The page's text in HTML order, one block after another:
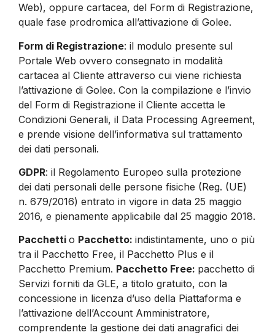
Web), oppure cartacea, del Form di Registrazione,
quale fase prodromica all’attivazione di Golee.
Form di Registrazione: il modulo presente sul
Portale Web ovvero consegnato in modalità
cartacea al Cliente attraverso cui viene richiesta
l’attivazione di Golee. Con la compilazione e l’invio
del Form di Registrazione il Cliente accetta le
Condizioni Generali, il Data Processing Agreement,
e prende visione dell’informativa sul trattamento
dei dati personali.
GDPR: il Regolamento Europeo sulla protezione
dei dati personali delle persone fisiche (Reg. (UE)
n. 679/2016) entrato in vigore in data 25 maggio
2016, e pienamente applicabile dal 25 maggio 2018.
Pacchetti o Pacchetto: indistintamente, uno o più
tra il Pacchetto Free, il Pacchetto Plus e il
Pacchetto Premium. Pacchetto Free: pacchetto di
Servizi forniti da GLE, a titolo gratuito, con la
concessione in licenza d’uso della Piattaforma e
l’attivazione dell’Account Amministratore,
comprendente la gestione dei dati anagrafici dei